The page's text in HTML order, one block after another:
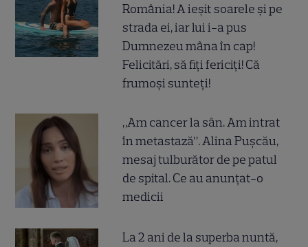
România! A ieșit soarele și pe
strada ei, iar lui i-a pus
Dumnezeu mâna în cap!
Felicitări, să fiți fericiți! Că
frumoși sunteți!
„Am cancer la sân. Am intrat
în metastază”. Alina Pușcău,
mesaj tulburător de pe patul
de spital. Ce au anunțat-o
medicii
La 2 ani de la superba nuntă,